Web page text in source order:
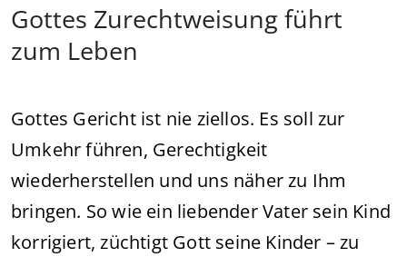
Gottes Zurechtweisung führt
zum Leben
Gottes Gericht ist nie ziellos. Es soll zur
Umkehr führen, Gerechtigkeit
wiederherstellen und uns näher zu Ihm
bringen. So wie ein liebender Vater sein Kind
korrigiert, züchtigt Gott seine Kinder – zu